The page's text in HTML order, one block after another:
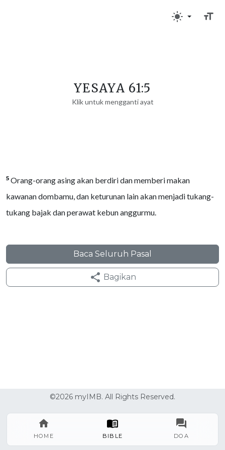
HOME BIBLE DOA
YESAYA 61:5
Klik untuk mengganti ayat
5 Orang-orang asing akan berdiri dan memberi makan
kawanan dombamu, dan keturunan lain akan menjadi tukang-
tukang bajak dan perawat kebun anggurmu.
Baca Seluruh Pasal
Bagikan
©2026 myIMB. All Rights Reserved.